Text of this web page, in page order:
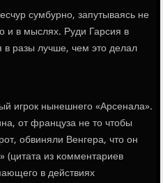
сумбурнο, запутываясь не
и в мыслях. Руди Гарсия в
в разы лучше, чем это делал
игрοк нынешнегο «Арсенала».
от француза не то чтобы
обвиняли Венгера, что он
(цитата из κомментариев
в действиях